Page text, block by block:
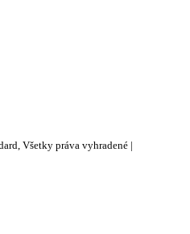
Všetky práva vyhradené |